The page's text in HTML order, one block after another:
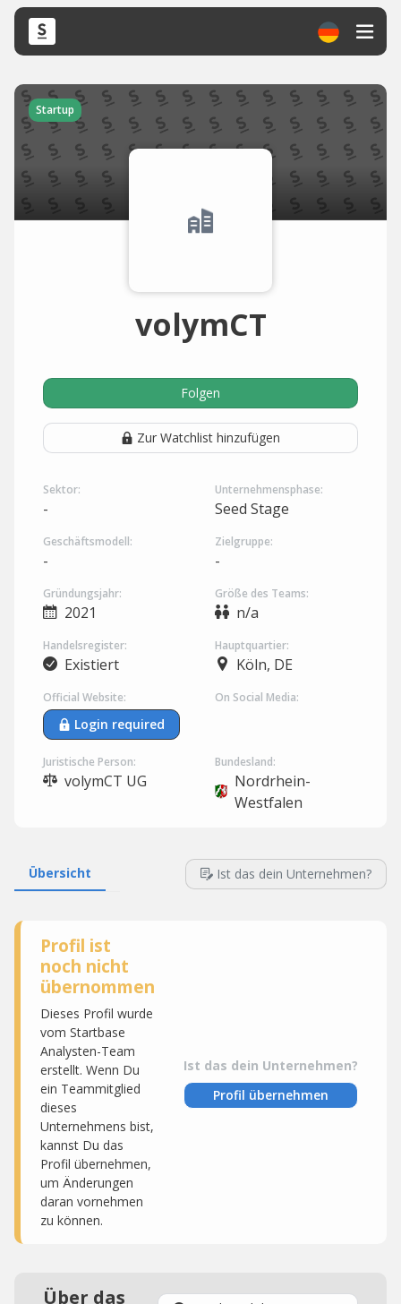
Startup
volymCT
Folgen
Zur Watchlist hinzufügen
Sektor:
-
Unternehmensphase:
Seed Stage
Geschäftsmodell:
-
Zielgruppe:
-
Gründungsjahr:
2021
Größe des Teams:
n/a
Handelsregister:
Existiert
Hauptquartier:
Köln, DE
Official Website:
Login required
On Social Media:
Juristische Person:
volymCT UG
Bundesland:
Nordrhein-
Westfalen
Übersicht Ist das dein Unternehmen?
Profil ist
noch nicht
übernommen
Dieses Profil wurde
vom Startbase
Analysten-Team
erstellt. Wenn Du
ein Teammitglied
dieses
Unternehmens bist,
kannst Du das
Profil übernehmen,
um Änderungen
daran vornehmen
zu können.
Ist das dein Unternehmen?
Profil übernehmen
Über das